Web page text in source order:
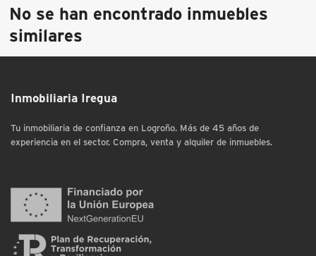
No se han encontrado inmuebles
similares
Inmobiliaria Iregua
Tu inmobiliaria de confianza en Logroño. Más de 45 años de
experiencia en el sector. Compra, venta y alquiler de inmuebles.